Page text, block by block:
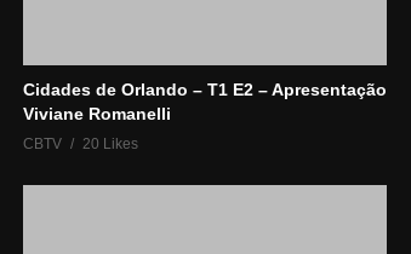
Cidades de Orlando – T1 E2 – Apresentação
Viviane Romanelli
CBTV 20 Likes